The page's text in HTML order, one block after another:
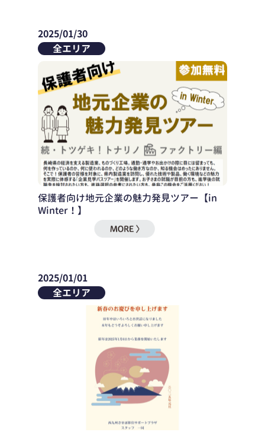
2025/01/30
全エリア
保護者向け地元企業の魅力発見ツアー【in
Winter！】
2025/01/01
全エリア